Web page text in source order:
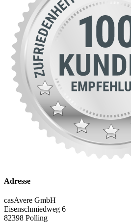
Adresse
casAvere GmbH
Eisenschmiedweg 6
82398 Polling